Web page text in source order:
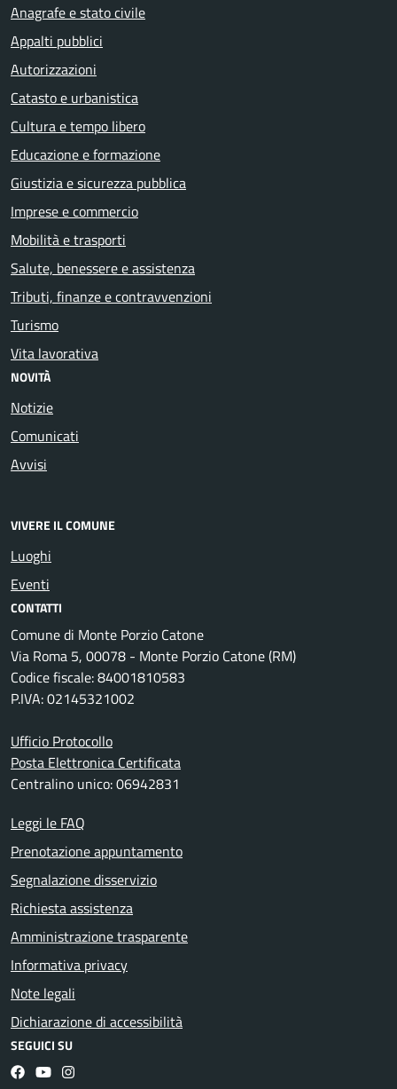
Anagrafe e stato civile
Appalti pubblici
Autorizzazioni
Catasto e urbanistica
Cultura e tempo libero
Educazione e formazione
Giustizia e sicurezza pubblica
Imprese e commercio
Mobilità e trasporti
Salute, benessere e assistenza
Tributi, finanze e contravvenzioni
Turismo
Vita lavorativa
NOVITÀ
Notizie
Comunicati
Avvisi
VIVERE IL COMUNE
Luoghi
Eventi
CONTATTI
Comune di Monte Porzio Catone
Via Roma 5, 00078 - Monte Porzio Catone (RM)
Codice fiscale: 84001810583
P.IVA: 02145321002
Ufficio Protocollo
Posta Elettronica Certificata
Centralino unico: 06942831
Leggi le FAQ
Prenotazione appuntamento
Segnalazione disservizio
Richiesta assistenza
Amministrazione trasparente
Informativa privacy
Note legali
Dichiarazione di accessibilità
SEGUICI SU
Facebook
YouTubeInstagram